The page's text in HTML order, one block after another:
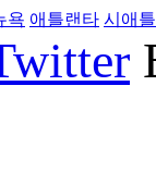
욕 애틀랜타 시애틀